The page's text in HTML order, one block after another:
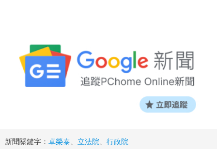
新聞關鍵字： 卓榮泰 立法院 行政院